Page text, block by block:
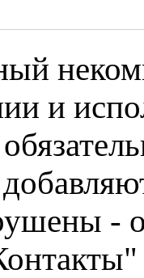
и
-